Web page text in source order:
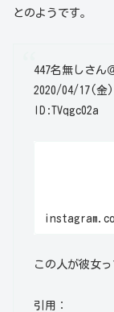
とのようです。
447名無しさん
2020/04/17(金
ID:TVqgc02a
この人が彼女っ
引用：